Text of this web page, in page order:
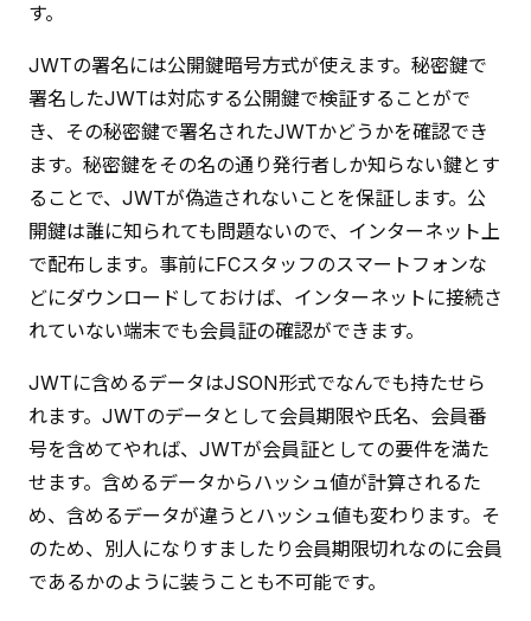
す。
JWTの署名には公開鍵暗号方式が使えます。秘密鍵で
署名したJWTは対応する公開鍵で検証することがで
き、その秘密鍵で署名されたJWTかどうかを確認でき
ます。秘密鍵をその名の通り発行者しか知らない鍵とす
ることで、JWTが偽造されないことを保証します。公
開鍵は誰に知られても問題ないので、インターネット上
で配布します。事前にFCスタッフのスマートフォンな
どにダウンロードしておけば、インターネットに接続さ
れていない端末でも会員証の確認ができます。
JWTに含めるデータはJSON形式でなんでも持たせら
れます。JWTのデータとして会員期限や氏名、会員番
号を含めてやれば、JWTが会員証としての要件を満た
せます。含めるデータからハッシュ値が計算されるた
め、含めるデータが違うとハッシュ値も変わります。そ
のため、別人になりすましたり会員期限切れなのに会員
であるかのように装うことも不可能です。